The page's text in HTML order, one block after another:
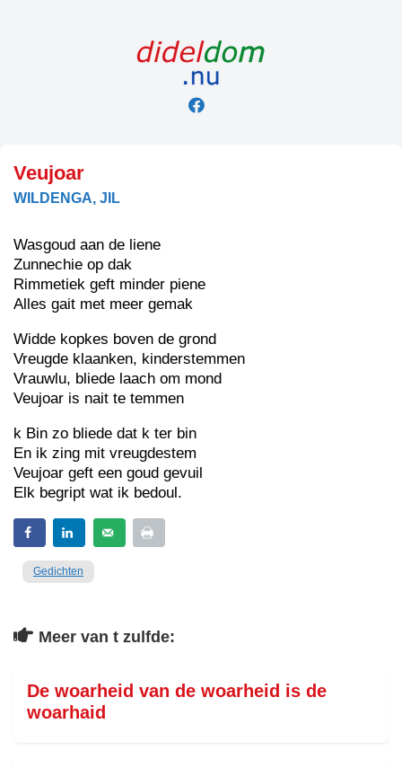
Veujoar
WILDENGA, JIL
Wasgoud aan de liene
Zunnechie op dak
Rimmetiek geft minder piene
Alles gait met meer gemak
Widde kopkes boven de grond
Vreugde klaanken, kinderstemmen
Vrauwlu, bliede laach om mond
Veujoar is nait te temmen
k Bin zo bliede dat k ter bin
En ik zing mit vreugdestem
Veujoar geft een goud gevuil
Elk begript wat ik bedoul.
Gedichten
Meer van t zulfde:
De woarheid van de woarheid is de
woarhaid